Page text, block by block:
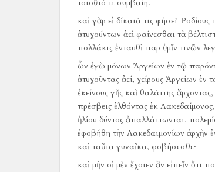
τοιοῦτό τι συμβαίη.
καὶ γὰρ εἰ δίκαιά τις φήσει
ἀτυχούντων ἀεὶ φαίνεσθαι τὰ
πολλάκις ἐνταυθὶ παρ ὑμῖν τινῶν
ὧν ἐγὼ μόνων Ἀργείων ἐν τῷ
ἀτυχοῦντας ἀεί, χείρους Ἀργείων
ἐκείνους γῆς καὶ θαλάττης
πρέσβεις ἐλθόντας ἐκ
ἡλίου δύντος ἀπαλλάττωνται,
ἐφοβήθη τὴν Λακεδαιμονίων ἀρχὴν
καὶ ταῦτα γυναῖκα, φοβήσεσθε·
καὶ μὴν οἱ μὲν ἔχοιεν ἂν εἰπεῖν ὅτι